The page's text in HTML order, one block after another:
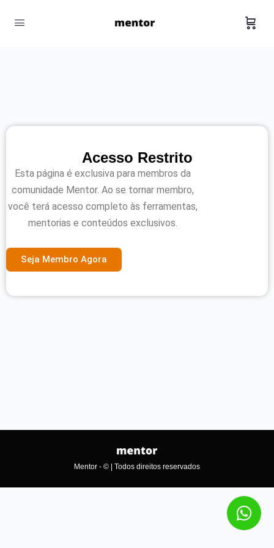
Acesso Restrito
Esta página é exclusiva para membros da
comunidade Mentor. Ao se tornar membro,
você terá acesso completo às ferramentas,
mentorias e conteúdos exclusivos.
Seja Membro Agora
Mentor - © | Todos direitos reservados